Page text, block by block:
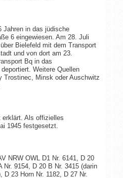
Jahren in das jüdische
6 eingewiesen. Am 28. Juli
Bielefeld mit dem Transport
und von dort am 23.
Bq in das
Weitere Quellen
Trostinec, Minsk oder Auschwitz
erklärt. Als offizielles
1945 festgesetzt.
NRW OWL D1 Nr. 6141, D 20
Nr. 9154, D 20 B Nr. 3415 (darin
23 Horn Nr. 1182, D 27 Nr.